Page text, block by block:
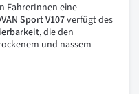
FahrerInnen eine
Sport V107verfügt des
, die den
und nassem